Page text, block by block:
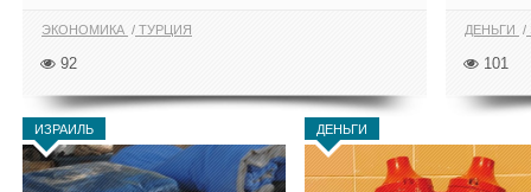
ЭКОНОМИКА ТУРЦИЯ
92
ДЕНЬГИ
101
ИЗРАИЛЬ ДЕНЬГИ